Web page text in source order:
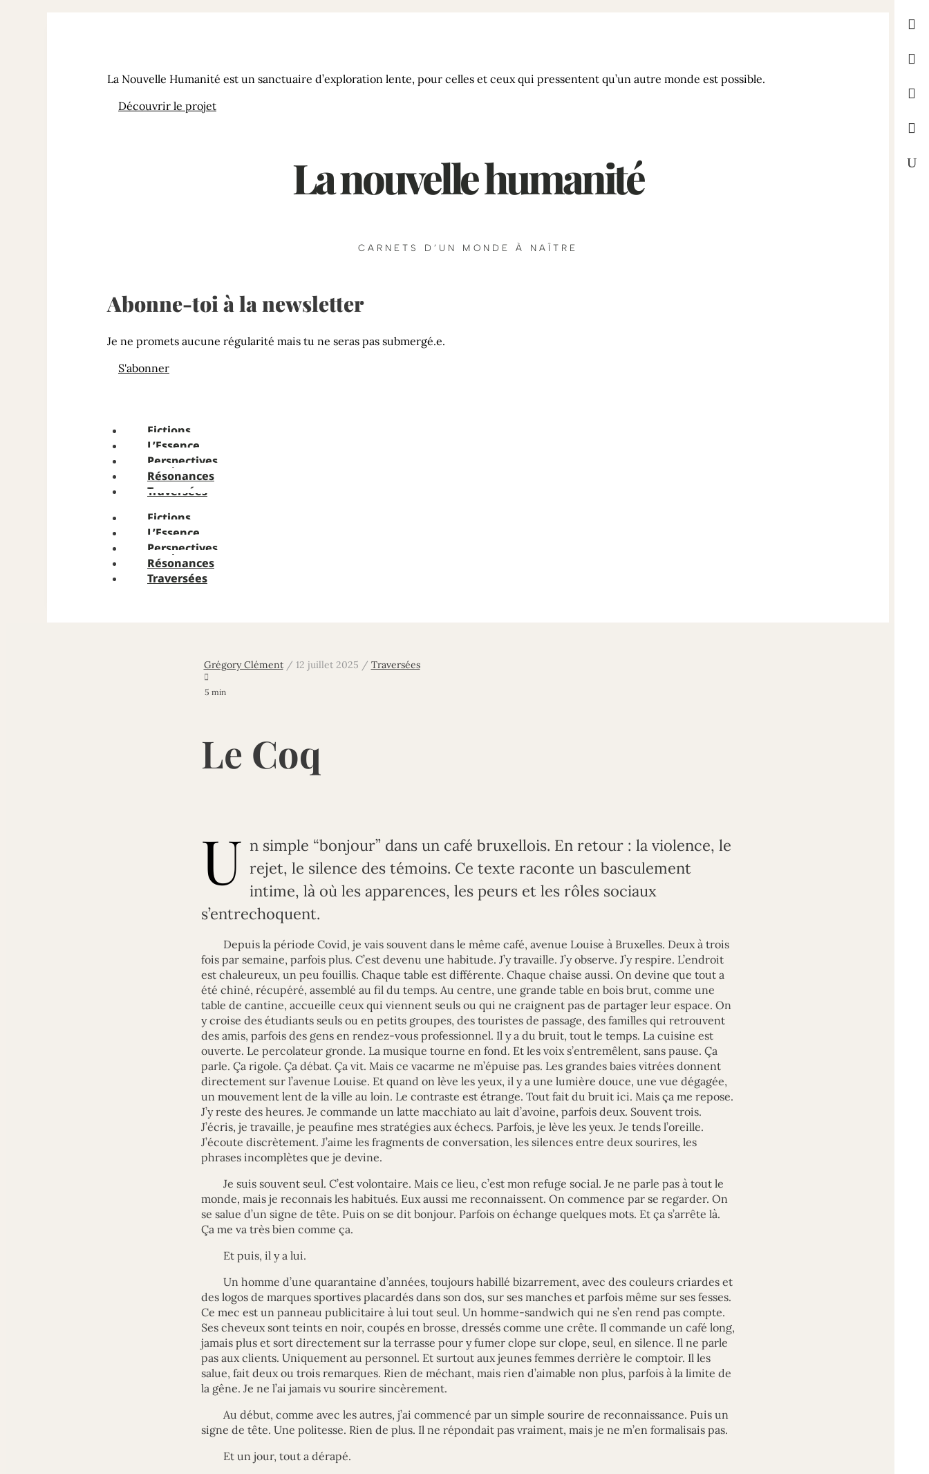
La Nouvelle Humanité est un sanctuaire d’exploration lente, pour celles et ceux qui pressentent qu’un autre monde est possible.
Découvrir le projet
La nouvelle humanité
CARNETS D’UN MONDE À NAÎTRE
Abonne-toi à la newsletter
Je ne promets aucune régularité mais tu ne seras pas submergé.e.
S'abonner
Fictions
L’Essence
Perspectives
Résonances
Traversées
Fictions
L’Essence
Perspectives
Résonances
Traversées
Grégory Clément/ 12 juillet 2025 / Traversées

5 min
Le Coq
U n simple “bonjour” dans un café bruxellois. En retour : la violence, le
rejet, le silence des témoins. Ce texte raconte un basculement
intime, là où les apparences, les peurs et les rôles sociaux
s’entrechoquent.
Depuis la période Covid, je vais souvent dans le même café, avenue Louise à Bruxelles. Deux à trois
fois par semaine, parfois plus. C’est devenu une habitude. J’y travaille. J’y observe. J’y respire. L’endroit
est chaleureux, un peu fouillis. Chaque table est différente. Chaque chaise aussi. On devine que tout a
été chiné, récupéré, assemblé au fil du temps. Au centre, une grande table en bois brut, comme une
table de cantine, accueille ceux qui viennent seuls ou qui ne craignent pas de partager leur espace. On
y croise des étudiants seuls ou en petits groupes, des touristes de passage, des familles qui retrouvent
des amis, parfois des gens en rendez-vous professionnel. Il y a du bruit, tout le temps. La cuisine est
ouverte. Le percolateur gronde. La musique tourne en fond. Et les voix s’entremêlent, sans pause. Ça
parle. Ça rigole. Ça débat. Ça vit. Mais ce vacarme ne m’épuise pas. Les grandes baies vitrées donnent
directement sur l’avenue Louise. Et quand on lève les yeux, il y a une lumière douce, une vue dégagée,
un mouvement lent de la ville au loin. Le contraste est étrange. Tout fait du bruit ici. Mais ça me repose.
J’y reste des heures. Je commande un latte macchiato au lait d’avoine, parfois deux. Souvent trois.
J’écris, je travaille, je peaufine mes stratégies aux échecs. Parfois, je lève les yeux. Je tends l’oreille.
J’écoute discrètement. J’aime les fragments de conversation, les silences entre deux sourires, les
phrases incomplètes que je devine.
Je suis souvent seul. C’est volontaire. Mais ce lieu, c’est mon refuge social. Je ne parle pas à tout le
monde, mais je reconnais les habitués. Eux aussi me reconnaissent. On commence par se regarder. On
se salue d’un signe de tête. Puis on se dit bonjour. Parfois on échange quelques mots. Et ça s’arrête là.
Ça me va très bien comme ça.
Et puis, il y a lui.
Un homme d’une quarantaine d’années, toujours habillé bizarrement, avec des couleurs criardes et
des logos de marques sportives placardés dans son dos, sur ses manches et parfois même sur ses fesses.
Ce mec est un panneau publicitaire à lui tout seul. Un homme-sandwich qui ne s’en rend pas compte.
Ses cheveux sont teints en noir, coupés en brosse, dressés comme une crête. Il commande un café long,
jamais plus et sort directement sur la terrasse pour y fumer clope sur clope, seul, en silence. Il ne parle
pas aux clients. Uniquement au personnel. Et surtout aux jeunes femmes derrière le comptoir. Il les
salue, fait deux ou trois remarques. Rien de méchant, mais rien d’aimable non plus, parfois à la limite de
la gêne. Je ne l’ai jamais vu sourire sincèrement.
Au début, comme avec les autres, j’ai commencé par un simple sourire de reconnaissance. Puis un
signe de tête. Une politesse. Rien de plus. Il ne répondait pas vraiment, mais je ne m’en formalisais pas.
Et un jour, tout a dérapé.